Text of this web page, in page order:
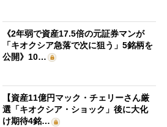
《2年弱で資産17.5倍の元証券マンが
「キオクシア急落で次に狙う」5銘柄を
公開》10…
【資産11億円マック・チェリーさん厳
選「キオクシア・ショック」後に大化
け期待4銘…